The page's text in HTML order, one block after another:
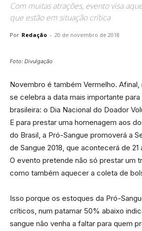
Com muitas atrações, evento visa
que estão em situação crítica
Por Redação - 20 de novembro de 2018
Foto: Divulgação
Novembro é também Vermelho. Afinal,
se celebra a data mais importante
brasileira: o Dia Nacional do Doador
E para prestar uma homenagem aos
do Brasil, a Pró-Sangue promoverá a
de Sangue 2018, que acontecerá de
O evento pretende não só prestar um
como também aquecer a coleta de
Isso porque os estoques da Pró-
críticos, num patamar 50% abaixo
sangue não venha a faltar para quem